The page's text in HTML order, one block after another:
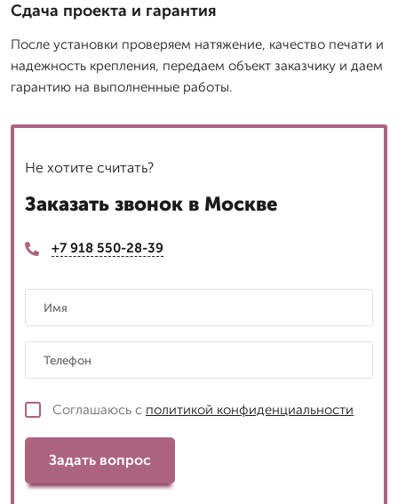
Сдача проекта и гарантия
После установки проверяем натяжение, качество печати и
надежность крепления, передаем объект заказчику и даем
гарантию на выполненные работы.
Не хотите считать?
Заказать звонок в Москве
+7 918 550-28-39
Соглашаюсь с политикой конфиденциальности
Задать вопрос